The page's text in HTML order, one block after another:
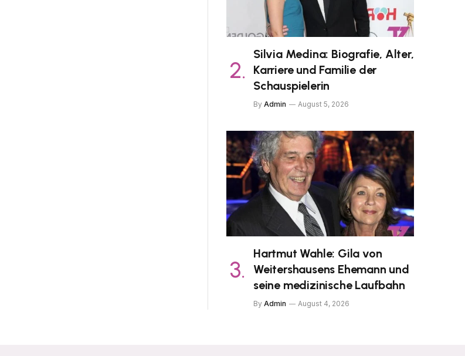
Silvia Medina: Biografie, Alter,
Karriere und Familie der
Schauspielerin
By Admin August 5, 2026
Hartmut Wahle: Gila von
Weitershausens Ehemann und
seine medizinische Laufbahn
By Admin August 4, 2026